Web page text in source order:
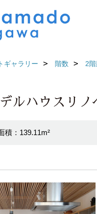
ギャラリー 階数 2
ルハウスリノ
積：139.11m²